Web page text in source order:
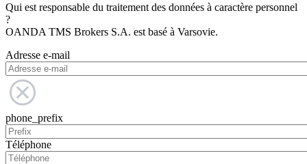
Qui est responsable du traitement des données à caractère personnel
?
OANDA TMS Brokers S.A. est basé à Varsovie.
Adresse e-mail
phone_prefix
Téléphone